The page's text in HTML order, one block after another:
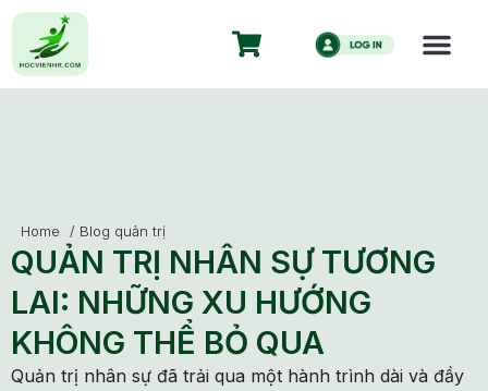
Home / Blog quản trị
QUẢN TRỊ NHÂN SỰ TƯƠNG
LAI: NHỮNG XU HƯỚNG
KHÔNG THỂ BỎ QUA
Quản trị nhân sự đã trải qua một hành trình dài và đầy